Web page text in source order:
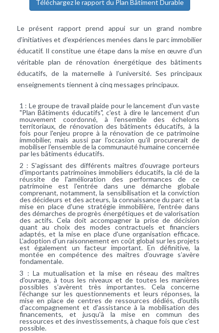
Téléchargez le rapport du Plan Bâtiment Durable
Le présent rapport prend appui sur un grand nombre
d’initiatives et d’expériences menées dans le parc immobilier
éducatif. Il constitue une étape dans la mise en œuvre d’un
véritable plan de rénovation énergétique des bâtiments
éducatifs, de la maternelle à l’université. Ses principaux
enseignements tiennent à cinq messages principaux.
1 : Le groupe de travail plaide pour le lancement d'un vaste
"Plan Bâtiments éducatifs", c'est à dire le lancement d'un
mouvement coordonné, à l'ensemble des échelons
territoriaux, de rénovation des bâtiments éducatifs, à la
fois pour l'enjeu propre à la rénovation de ce patrimoine
immobilier, mais aussi par l'occasion qu'il procurerait de
mobiliser l'ensemble de la communauté humaine concernée
par les bâtiments éducatifs.
2 : S'agissant des différents maîtres d'ouvrage porteurs
d'importants patrimoines immobiliers éducatifs, la clé de la
réussite de l'amélioration des performances de ce
patrimoine est l'entrée dans une démarche globale
comprenant, notamment, la sensibilisation et la conviction
des décideurs et des acteurs, la connaissance du parc et la
mise en place d'une stratégie immobilière, l'entrée dans
des démarches de progrès énergétiques et de valorisation
des actifs. Cela doit accompagner la prise de décision
quant au choix des modes contractuels et financiers
adaptés, et la mise en place d'une organisation efficace.
L’adoption d’un raisonnement en coût global sur les projets
est également un facteur important. En définitive, la
montée en compétence des maîtres d’ouvrage s’avère
fondamentale.
3 : La mutualisation et la mise en réseau des maîtres
d'ouvrage, à tous les niveaux et de toutes les manières
possibles s’avèrent très importantes. Cela concerne
l'échange sur les questionnements et leurs réponses, la
mise en place de centres de ressources dédiés, d'outils
d'accompagnement et d'assistance à la mobilisation des
financements, et jusqu'à la mise en commun des
ressources et des investissements, à chaque fois que c'est
possible.